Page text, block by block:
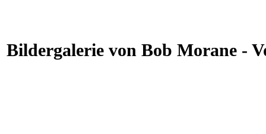
Bildergalerie von Bob Morane -